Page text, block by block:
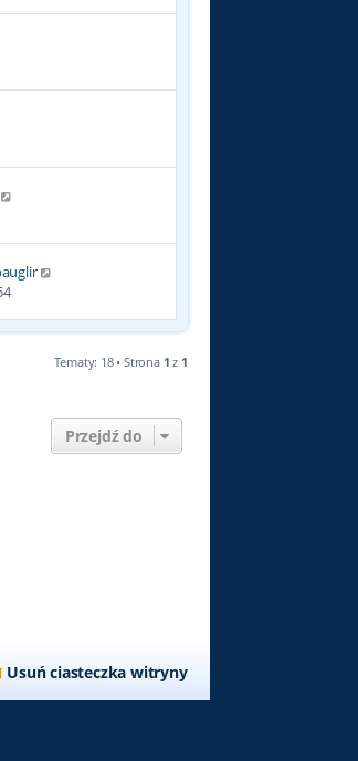
Tematy: 18 • Strona 1 z 1
Przejdź do
Usuń ciasteczka witryny